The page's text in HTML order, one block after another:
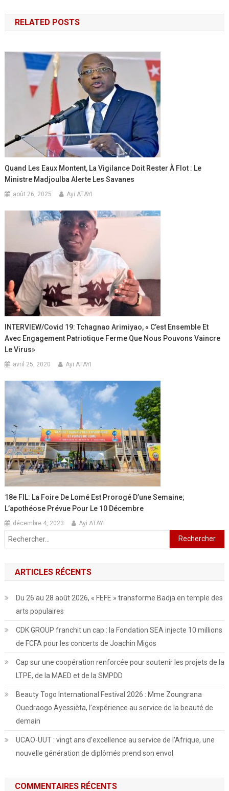
de
l’article
RELATED POSTS
Quand Les Eaux Montent, La Vigilance Doit Rester À Flot : Le
Ministre Madjoulba Alerte Les Savanes
août 26, 2025 Ayi ATAYI
INTERVIEW/Covid 19: Tchagnao Arimiyao, « C’est Ensemble Et
Avec Engagement Patriotique Ferme Que Nous Pouvons Vaincre
Le Virus»
avril 25, 2020 Ayi ATAYI
18e FIL: La Foire De Lomé Est Prorogé D’une Semaine;
L’apothéose Prévue Pour Le 10 Décembre
décembre 4, 2023 Ayi ATAYI
Rechercher :
ARTICLES RÉCENTS
Du 26 au 28 août 2026, « FEFE » transforme Badja en temple des
arts populaires
CDK GROUP franchit un cap : la Fondation SEA injecte 10 millions
de FCFA pour les concerts de Joachin Migos
Cap sur une coopération renforcée pour soutenir les projets de la
LTPE, de la MAED et de la SMPDD
Beauty Togo International Festival 2026 : Mme Zoungrana
Ouedraogo Ayessièta, l’expérience au service de la beauté de
demain
UCAO-UUT : vingt ans d’excellence au service de l’Afrique, une
nouvelle génération de diplômés prend son envol
COMMENTAIRES RÉCENTS